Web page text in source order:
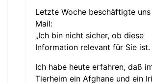
Letzte Woche beschäftigte uns
Mail:
„Ich bin nicht sicher, ob diese
Information relevant für Sie ist.
Ich habe heute erfahren, daß
Tierheim ein Afghane und ein